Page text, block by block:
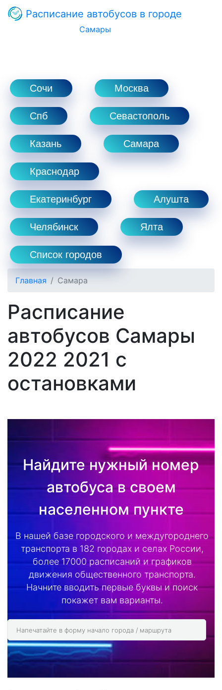
Расписание автобусов в городе
Самары
Сочи Москва
Спб Севастополь
Казань Самара
Краснодар
Екатеринбург Алушта
Челябинск Ялта
Список городов
Главная Самара
Расписание
автобусов Самары
2022 2021 с
остановками
Найдите нужный номер
автобуса в своем
населенном пункте
В нашей базе городского и междугороднего
транспорта в 182 городах и селах России,
более 17000 расписаний и графиков
движения общественного транспорта.
Начните вводить первые буквы и поиск
покажет вам варианты.